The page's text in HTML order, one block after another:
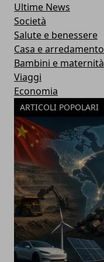
Ultime News
Società
Salute e benessere
Casa e arredamento
Bambini e maternità
Viaggi
Economia
ARTICOLI POPOLARI